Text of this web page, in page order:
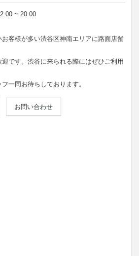
~ 20:00
客様が多い渋谷区神南エリアに路面店舗
です。渋谷に来られる際にはぜひご利用
一同お待ちしております。
お問い合わせ